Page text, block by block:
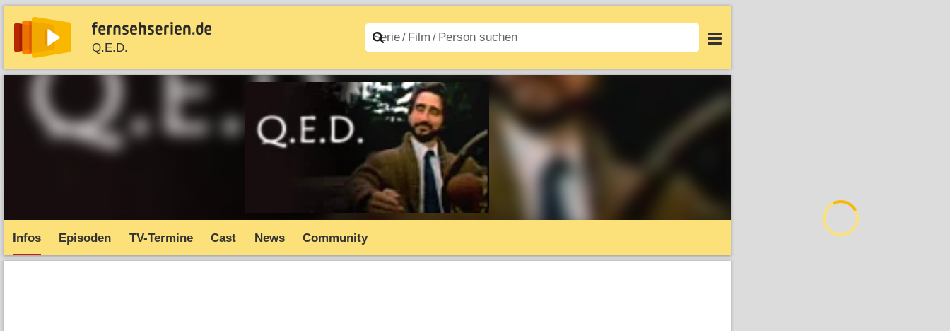
Q.E.D.
News Entdecken Filme A–Z Login
Infos Episoden TV-Termine Cast News Community